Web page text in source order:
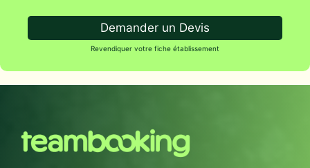
Demander un Devis
Revendiquer votre fiche établissement